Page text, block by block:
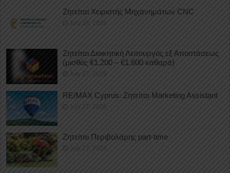
Ζητείται Χειριστής Μηχανημάτων CNC
July 29, 2026
Ζητείται Διοικητική Λειτουργός εξ Αποστάσεως
(μισθός €1.200 – €1.600 καθαρά)
July 27, 2026
RE/MAX Cyprus: Ζητείται Marketing Assistant
July 27, 2026
Ζητείται Περιβολάρης part-time
July 27, 2026